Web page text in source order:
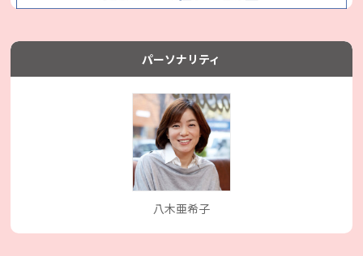
パーソナリティ
八木亜希子